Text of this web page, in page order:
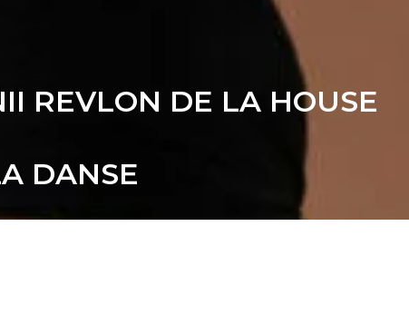
REVLON DE LA HOUSE
DANSE